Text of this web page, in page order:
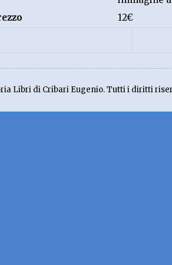
12€
Libri di Cribari Eugenio. Tutti i diritti